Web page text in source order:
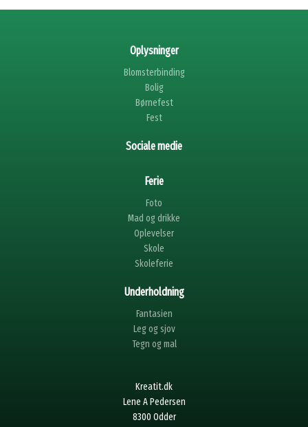
Oplysninger
Blomsterbinding
Bolig
Børnefest
Fest
Sociale medie
Ferie
Foto
Mad og drikke
Oplevelser
Skole
Skoleferie
Underholdning
Fantasien
Leg og sjov
Tegn og mal
Kreatit.dk
Lene A Pedersen
8300 Odder